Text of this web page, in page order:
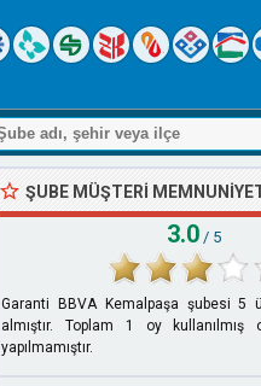
ŞUBE MÜŞTERI
3.0 / 5
Garanti BBVA Kemalpaşa şubesi 5
almıştır. Toplam 1
oy kullanılmış
yapılmamıştır.